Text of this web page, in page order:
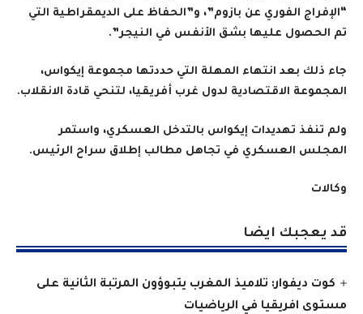
“الإفراج الفوري عن بازوم”، و”الحفاظ على الديمقراطية التي
تم الحصول عليها بشق الأنفس في النيجر”.
جاء ذلك بعد انتهاء المهلة التي حددتها مجموعة إيكواس،
المجموعة الاقتصادية لدول غرب أفريقيا، لتنحي قادة الانقلاب.
ولم تنفذ تهديدات إيكواس بالتدخل العسكري، واستمر
المجلس العسكري في تجاهل مطالب إطلاق سراح الرئيس.
وكالات
قد يعجبك ايضا
كوت ديفوار: تلاميذ المغرب يتبوؤون المرتبة الثانية على
مستوى افريقيا في الرياضيات